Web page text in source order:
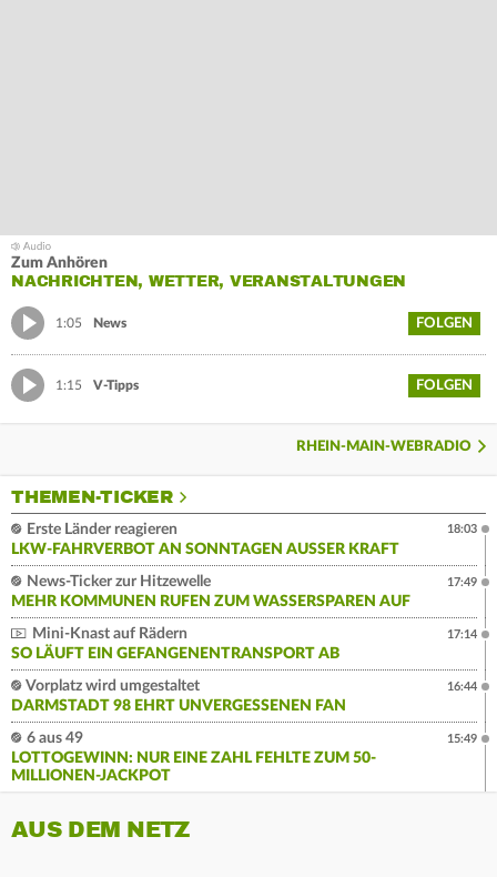
Zum Anhören
NACHRICHTEN, WETTER, VERANSTALTUNGEN
1:05 News FOLGEN
1:15 V-Tipps FOLGEN
RHEIN-MAIN-WEBRADIO
THEMEN-TICKER
Erste Länder reagieren
LKW-FAHRVERBOT AN SONNTAGEN AUSSER KRAFT
18:03
News-Ticker zur Hitzewelle
MEHR KOMMUNEN RUFEN ZUM WASSERSPAREN AUF
17:49
Mini-Knast auf Rädern
SO LÄUFT EIN GEFANGENENTRANSPORT AB
17:14
Vorplatz wird umgestaltet
DARMSTADT 98 EHRT UNVERGESSENEN FAN
16:44
6 aus 49
LOTTOGEWINN: NUR EINE ZAHL FEHLTE ZUM 50-
MILLIONEN-JACKPOT
15:49
AUS DEM NETZ